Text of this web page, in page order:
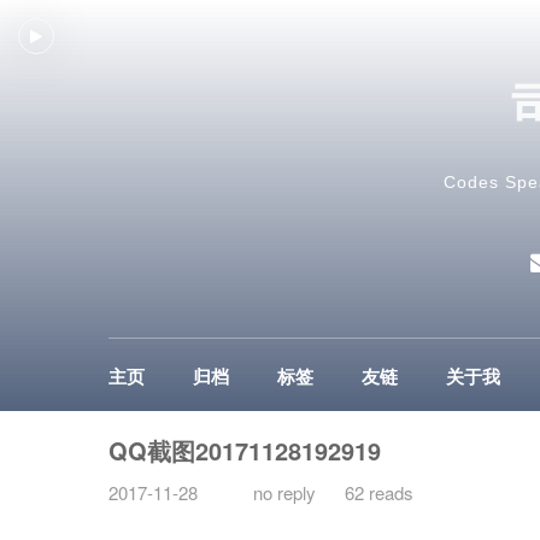
Codes
主页 归档 标签 友链 关于我
QQ截图20171128192919
2017-11-28 no reply 62 reads